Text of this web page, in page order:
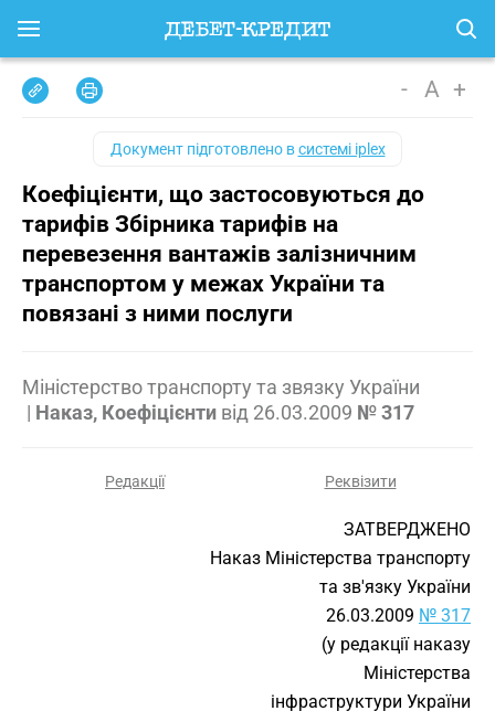
- A +
Документ підготовлено всистемі iplex
Коефіцієнти, що застосовуються до
тарифів Збірника тарифів на
перевезення вантажів залізничним
транспортом у межах України та
повязані з ними послуги
Міністерство транспорту та звязку України
| Наказ, Коефіцієнти від 26.03.2009 № 317
Редакції Реквізити
ЗАТВЕРДЖЕНО
Наказ Міністерства транспорту
та зв'язку України
26.03.2009 № 317
(у редакції наказу
Міністерства
інфраструктури України